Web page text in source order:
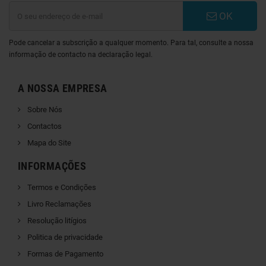
OK
Pode cancelar a subscrição a qualquer momento. Para tal, consulte a nossa
informação de contacto na declaração legal.
A NOSSA EMPRESA
Sobre Nós
Contactos
Mapa do Site
INFORMAÇÕES
Termos e Condições
Livro Reclamações
Resolução litígios
Politica de privacidade
Formas de Pagamento